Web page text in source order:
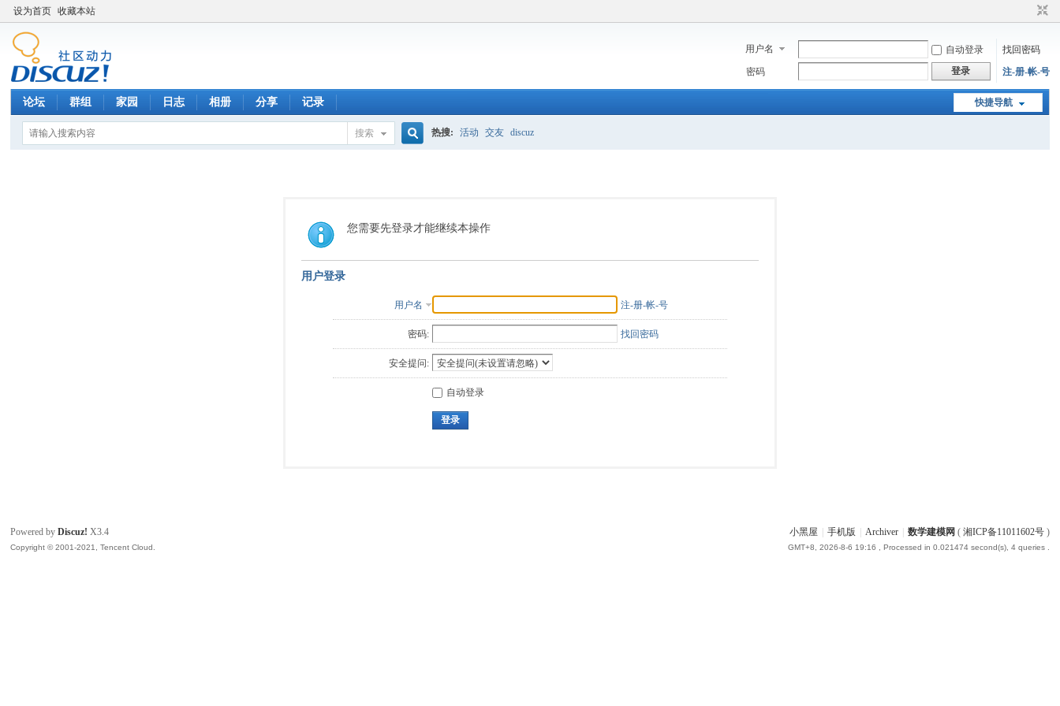
设为首页 收藏本站
用户名 自动登录
找回密码
密码
登录 注-册-帐-号
快捷导航
论坛 群组 家园 日志 相册 分享 记录
搜索
索
热搜: 活动 交友 discuz
您需要先登录才能继续本操作
用户登录
用户名 注-册-帐-号
密码: 找回密码
安全提问:
自动登录
登录
小黑屋 手机版 Archiver 数学建模网 ( 湘ICP备11011602号)
GMT+8, 2026-8-6 19:16 , Processed in 0.021474 second(s), 4 queries .
Powered byDiscuz! X3.4
Copyright © 2001-2021, Tencent Cloud.